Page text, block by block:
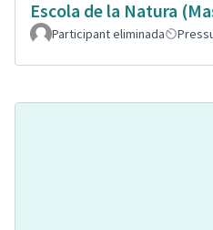
Escola de la Natura
Participant eliminada